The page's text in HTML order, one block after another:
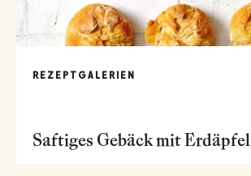
REZEPTGALERIEN
Saftiges Gebäck mit